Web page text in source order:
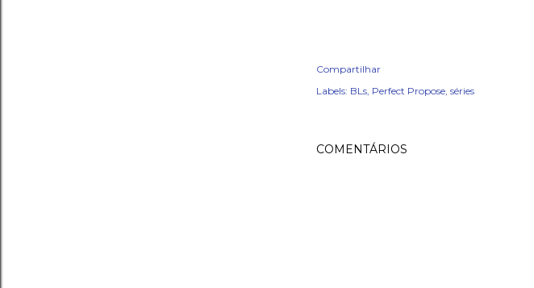
Compartilhar
Labels: BLs Perfect Propose séries
COMENTÁRIOS